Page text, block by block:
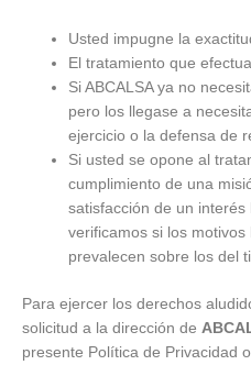
Usted impugne la
El tratamiento que
Si ABCALSA ya no
pero los llegase a
ejercicio o la defensa de
Si usted se opone al
cumplimiento de una
satisfacción de un
verificamos si los
prevalecen sobre los del
Para ejercer los derechos
solicitud a la dirección de AB
presente Política de Privacidad